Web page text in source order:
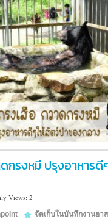
กรงหมี ปรุงอาหาร
Views: 2
จัดเก็บในบันทึกงานอา